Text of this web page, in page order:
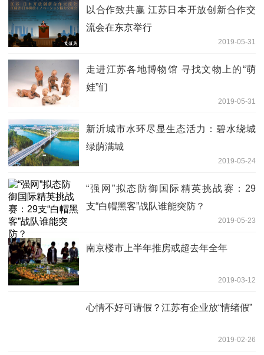
以合作致共赢 江苏日本开放创新合作交
流会在东京举行
2019-05-31
走进江苏各地博物馆 寻找文物上的“萌
娃”们
2019-05-31
新沂城市水环尽显生态活力：碧水绕城
绿荫满城
2019-05-24
“强网”拟态防御国际精英挑战赛：29
支“白帽黑客”战队谁能突防？
2019-05-23
南京楼市上半年推房或超去年全年
2019-03-12
心情不好可请假？江苏有企业放“情绪假”
2019-02-26